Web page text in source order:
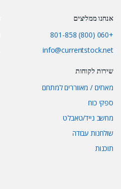
אנחנו ממליצים
+060 (800) 801-858
info@currentstock.net
שירות לקוחות
מארזים / מאווררים למתחם
ספקי כוח
מחשב נייד/טאבלט
שולחנות עבודה
תוכנות